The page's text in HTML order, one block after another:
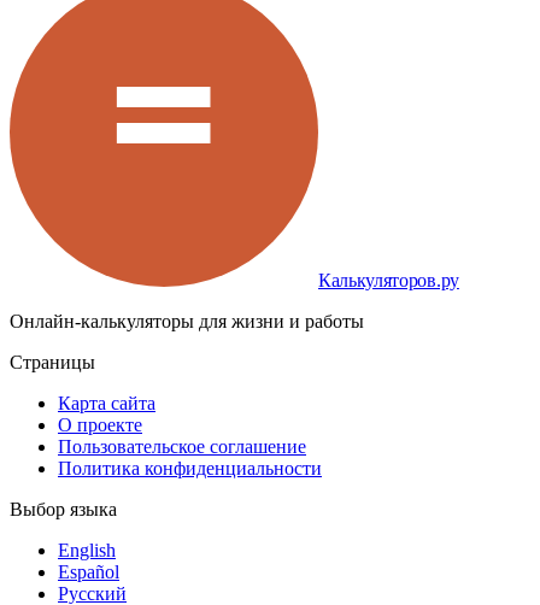
Калькуляторов.ру
Онлайн-калькуляторы для жизни и работы
Страницы
Карта сайта
О проекте
Пользовательское соглашение
Политика конфиденциальности
Выбор языка
English
Español
Русский